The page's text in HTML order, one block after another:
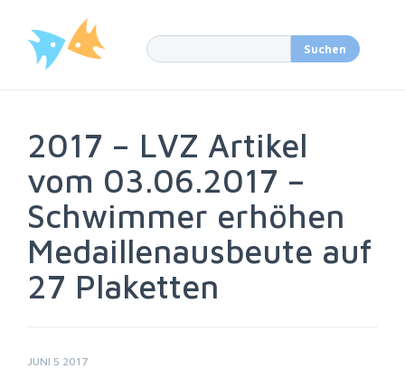
2017 – LVZ Artikel
vom 03.06.2017 –
Schwimmer erhöhen
Medaillenausbeute auf
27 Plaketten
JUNI 5 2017